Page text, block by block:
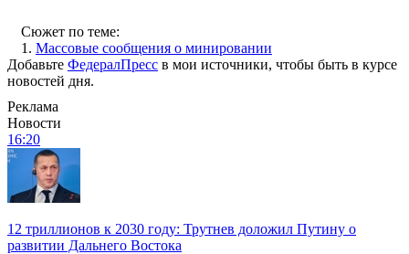
Сюжет по теме:
1. Массовые сообщения о минировании
Добавьте ФедералПресс в мои источники, чтобы быть в курсе
новостей дня.
Реклама
Новости
16:20
12 триллионов к 2030 году: Трутнев доложил Путину о
развитии Дальнего Востока